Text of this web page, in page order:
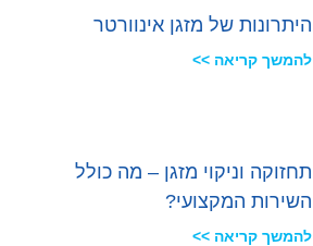
היתרונות של מזגן אינוורטר
להמשך קריאה >>
תחזוקה וניקוי מזגן – מה כולל
השירות המקצועי?
להמשך קריאה >>